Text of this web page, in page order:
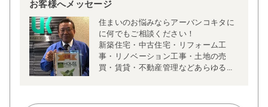
お客様へメッセージ
住まいのお悩みならアーバンコキタに
に何でもご相談ください！
新築住宅・中古住宅・リフォーム工
事・リノベーション工事・土地の売
買・賃貸・不動産管理などあらゆるご